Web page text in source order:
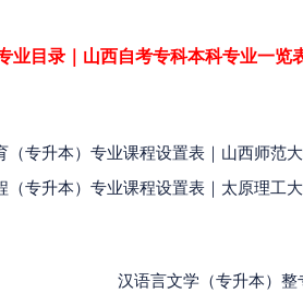
业目录｜山西自考专科本科专业一览
（专升本）专业课程设置表｜山西师范
（专升本）专业课程设置表｜太原理工
汉语言文学（专升本）整